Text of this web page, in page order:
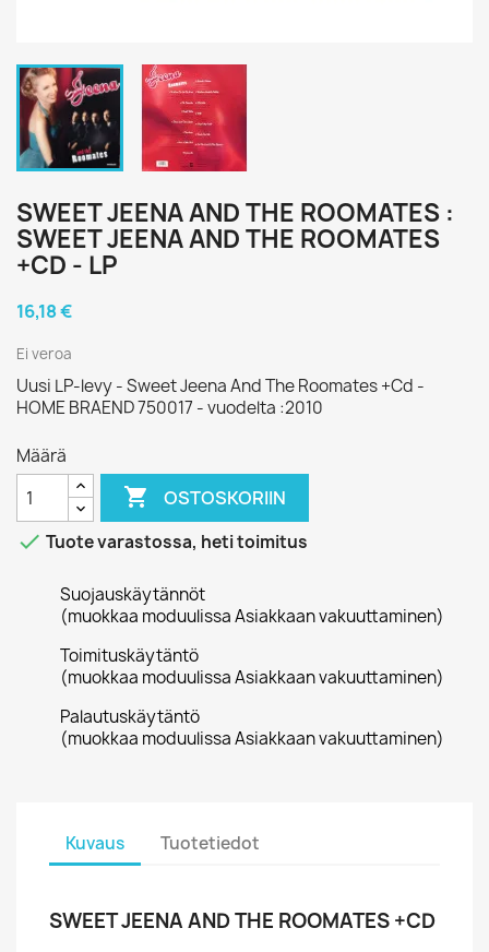
SWEET JEENA AND THE ROOMATES :
SWEET JEENA AND THE ROOMATES
+CD - LP
16,18 €
Ei veroa
Uusi LP-levy - Sweet Jeena And The Roomates +Cd -
HOME BRAEND 750017 - vuodelta :2010
Määrä
 OSTOSKORIIN
 Tuote varastossa, heti toimitus
Suojauskäytännöt
(muokkaa moduulissa Asiakkaan vakuuttaminen)
Toimituskäytäntö
(muokkaa moduulissa Asiakkaan vakuuttaminen)
Palautuskäytäntö
(muokkaa moduulissa Asiakkaan vakuuttaminen)
Kuvaus Tuotetiedot
SWEET JEENA AND THE ROOMATES +CD